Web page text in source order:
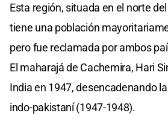
Esta región, situada en el norte
tiene una población
pero fue reclamada por ambos
El maharajá de Cachemira, Hari
India en 1947, desencadenando
indo-pakistaní (1947-1948).